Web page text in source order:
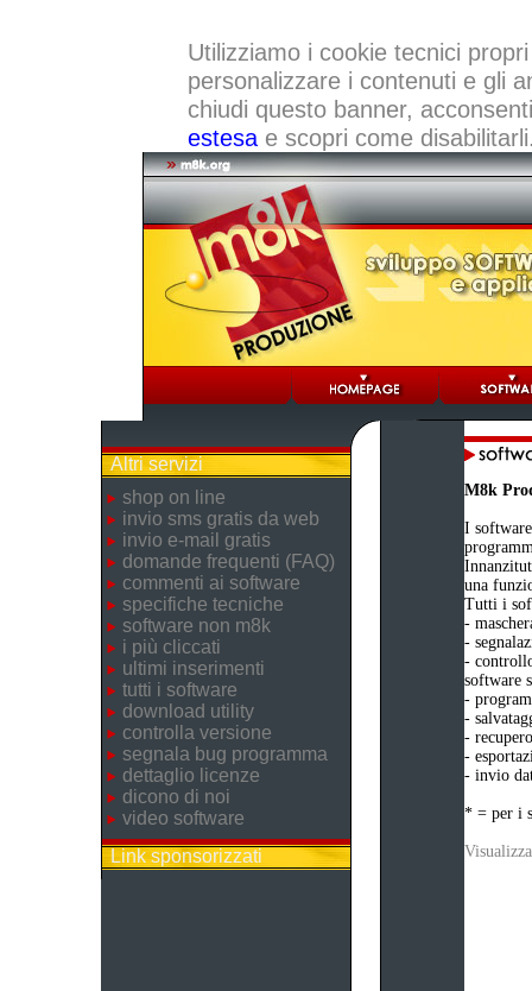
Utilizziamo i cookie tecnici
personalizzare i contenuti e gli
chiudi questo banner,
estesae scopri come
Altri servizi
shop on line
invio sms gratis da web
invio e-mail gratis
domande frequenti (FAQ)
commenti ai software
specifiche tecniche
software non m8k
i più cliccati
ultimi inserimenti
tutti i software
download utility
controlla versione
segnala bug programma
dettaglio licenze
dicono di noi
video software
Link sponsorizzati
M8k
I
una
Tutti i
-
-
-
software
-
-
-
-
- invio
* = per i